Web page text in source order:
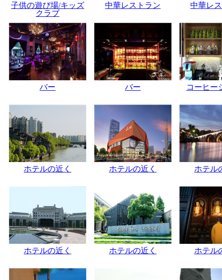
子供の遊び場/キッズ
クラブ
中華レストラン 中華レ
バー バー コーヒー
ホテルの近く ホテルの近く ホテル
ホテルの近く ホテルの近く ホテル